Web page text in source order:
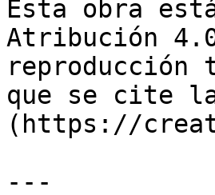
Esta obra
Atribución
que se cite
(https://
---